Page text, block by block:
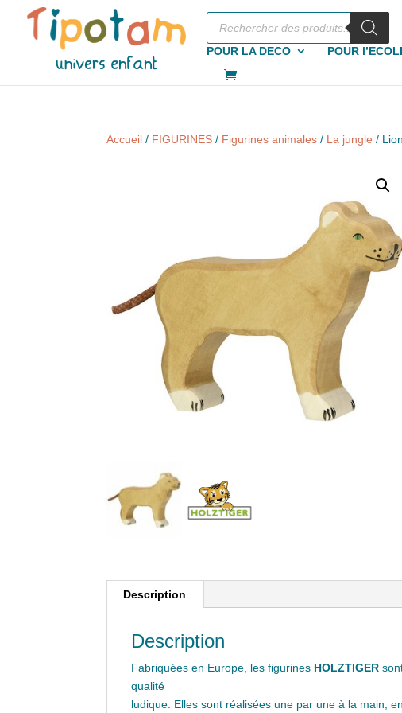
Recherche
produits
POUR LA DECO
POUR
Accueil / FIGURINES / Figurines animales / La jungle /
Description
Description
Fabriquées en Europe, les figurines HOLZTIGER
qualité
ludique. Elles sont réalisées une par une à la main,